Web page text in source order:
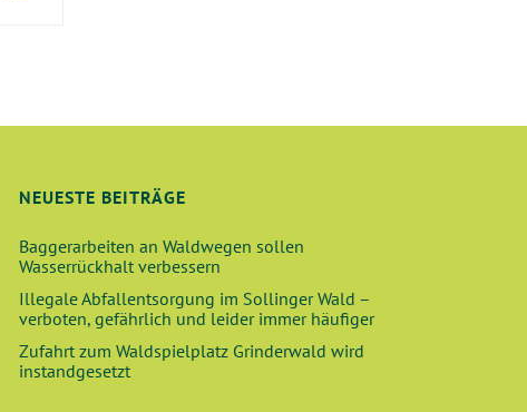
NEUESTE BEITRÄGE
Baggerarbeiten an Waldwegen sollen
Wasserrückhalt verbessern
Illegale Abfallentsorgung im Sollinger Wald –
verboten, gefährlich und leider immer häufiger
Zufahrt zum Waldspielplatz Grinderwald wird
instandgesetzt